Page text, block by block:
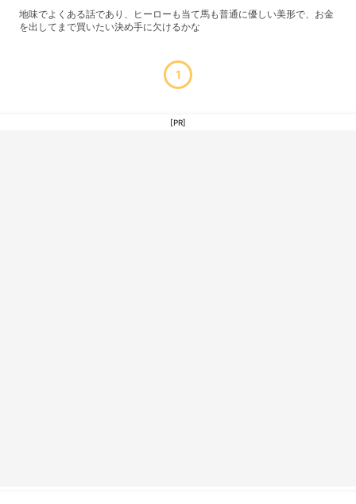
地味でよくある話であり、ヒーローも当て馬も普通に優しい美形で、お金
を出してまで買いたい決め手に欠けるかな
1
[PR]